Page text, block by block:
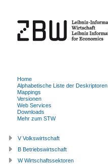
Home
Alphabetische Liste der Deskriptoren
Mappings
Versionen
Web Services
Downloads
Mehr zum STW
V Volkswirtschaft
B Betriebswirtschaft
W Wirtschaftssektoren